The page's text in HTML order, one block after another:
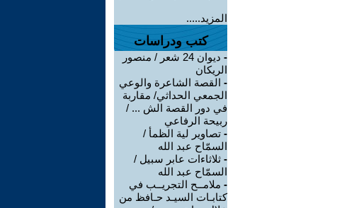
المزيد.....
كتب ودراسات
-
ديوان 24 شعر / منصور
الريكان
- القصة الشاعرة والوعي
الجمعي الحداثي/ مقاربة
في دور القصة الش ... /
ربيحة الرفاعي
- تصاوير لية الظمأ /
السمّاح عبد الله
- ثلاثاءات عابر سبيل /
السمّاح عبد الله
- ملامــح التجريــب في
كتابـات السيـد حـافظ من